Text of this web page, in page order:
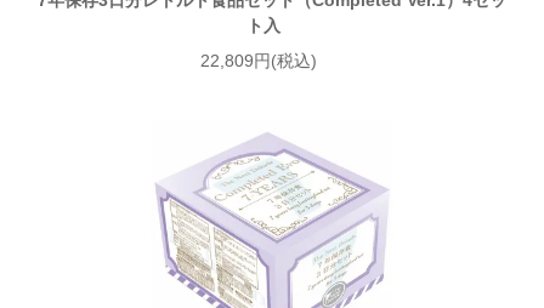
ト入
22,809円(税込)